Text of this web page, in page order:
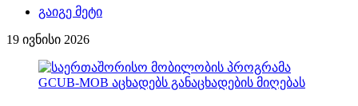
გაიგე მეტი
19 ივნისი 2026